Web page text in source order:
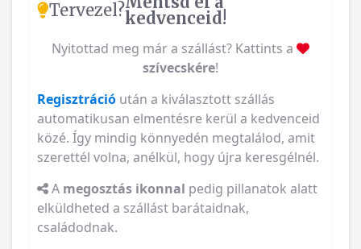
Tervezel?kedvenceid!
Nyitottad meg már a szállást? Kattints a
szívecskére!
Regisztráció után a kiválasztott szállás
automatikusan elmentésre kerül a kedvenceid
közé. Így mindig könnyedén megtalálod, amit
szerettél volna, anélkül, hogy újra keresgélnél.
A megosztás ikonnal pedig pillanatok alatt
elküldheted a szállást barátaidnak,
családodnak.